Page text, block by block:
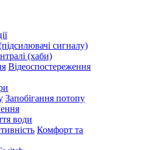
сигналу)
(хаби)
Відеоспостереження
Запобігання потопу
води
Комфорт та